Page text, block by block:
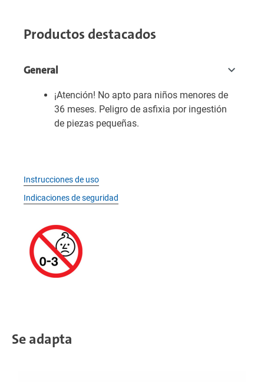
Productos destacados
General
¡Atención! No apto para niños menores de
36 meses. Peligro de asfixia por ingestión
de piezas pequeñas.
Instrucciones de uso
Indicaciones de seguridad
Se adapta